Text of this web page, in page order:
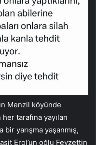
Menzil köyünde
tarafına yayılan
bir yarışma yaşanmış,
Erol’un oğlu Fevzettin